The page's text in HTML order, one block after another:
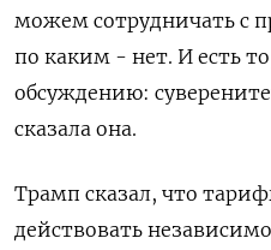
можем сотрудничать с
по каким - нет. И есть
обсуждению:
сказала она.
Трамп сказал, что
действовать